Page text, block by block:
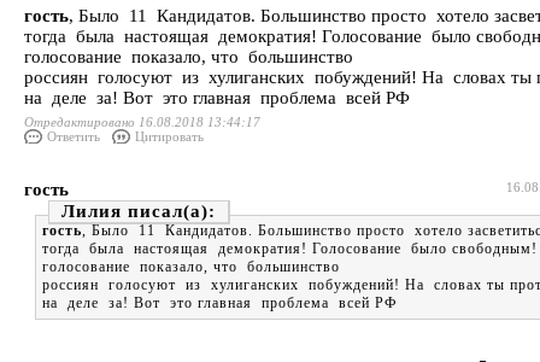
гость, Было 11 Кандидатов. Большинство просто хотело
тогда была настоящая демократия! Голосование было
голосование показало, что большинство
россиян голосуют из хулиганских побуждений! На словах ты
на деле за! Вот это главная проблема всей РФ
Отредактировано 16.08.2018 13:44:17
Ответить
Цитировать
гость
Лилия
гость, Было 11 Кандидатов. Большинство просто хотело
тогда была настоящая демократия! Голосование было
голосование показало, что большинство
россиян голосуют из хулиганских побуждений! На словах ты
на деле за! Вот это главная проблема всей РФ